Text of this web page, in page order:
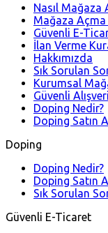
Nasıl Mağaza
Mağaza Açma
Güvenli E-
İlan Verme
Hakkımızda
Sık Sorulan
Kurumsal
Güvenli
Doping Nedir?
Doping Satın
Doping
Doping Nedir?
Doping Satın
Sık Sorulan
Güvenli E-Ticaret